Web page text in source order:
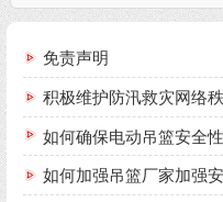
免责声明
积极维护防汛救灾网络
如何确保电动吊篮安全
如何加强吊篮厂家加强